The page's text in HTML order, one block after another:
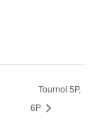
Tournoi 5P,
6P